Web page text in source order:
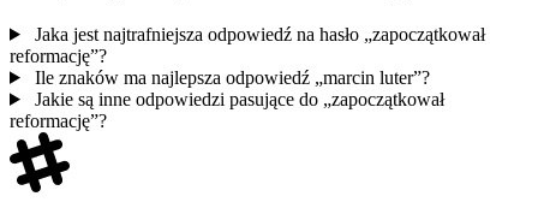
Jaka jest najtrafniejsza odpowiedź na hasło „zapoczątkował
reformację”?
Ile znaków ma najlepsza odpowiedź „marcin luter”?
Jakie są inne odpowiedzi pasujące do „zapoczątkował
reformację”?